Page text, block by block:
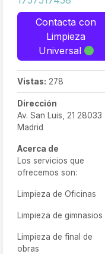
Contacta con
Limpieza
Universal
Vistas: 278
Dirección
Av. San Luis, 21 28033
Madrid
Acerca de
Los servicios que
ofrecemos son:
Limpieza de Oficinas
Limpieza de gimnasios
Limpieza de final de
obras